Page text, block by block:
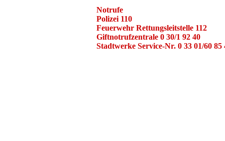
Notrufe
Polizei 110
Feuerwehr Rettungsleitstelle 112
Giftnotrufzentrale 0 30/1 92 40
Stadtwerke Service-Nr. 0 33 01/60 85